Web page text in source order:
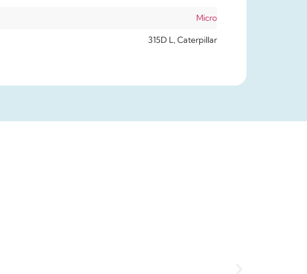
Micro
315D L, Caterpillar